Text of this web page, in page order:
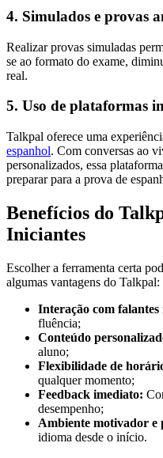
4. Simulados e provas
Realizar provas simuladas
se ao formato do exame,
real.
5. Uso de plataformas
Talkpal oferece uma
espanhol. Com conversas ao
personalizados, essa
preparar para a prova de
Benefícios do
Iniciantes
Escolher a ferramenta certa
algumas vantagens do Talkpal:
Interação com falantes
fluência;
Conteúdo
aluno;
Flexibilidade de
qualquer momento;
Feedback imediato:
desempenho;
Ambiente motivador e
idioma desde o início.